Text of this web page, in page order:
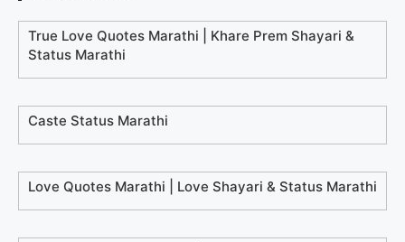
True Love Quotes Marathi | Khare Prem Shayari &
Status Marathi
Caste Status Marathi
Love Quotes Marathi | Love Shayari & Status Marathi